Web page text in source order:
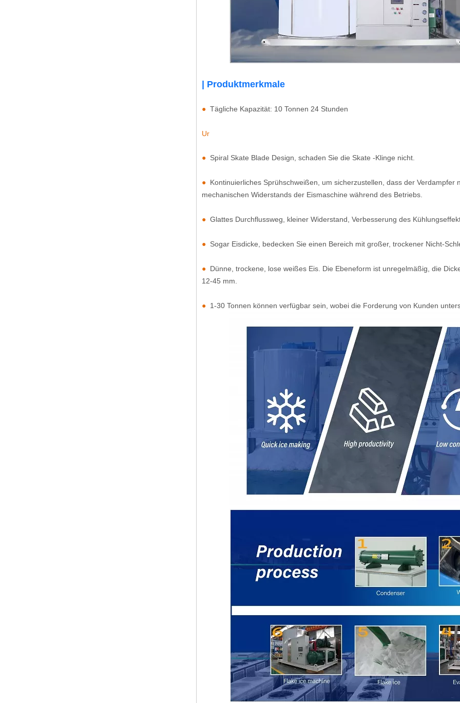
| Produktmerkmale
● Tägliche Kapazität: 10 Tonnen 24 Stunden
Ur
● Spiral Skate Blade Design, schaden Sie die Skate -Klinge nicht.
● Kontinuierliches Sprühschweißen, um sicherzustellen, dass der
mechanischen Widerstands der Eismaschine während des Betriebs.
● Glattes Durchflussweg, kleiner Widerstand, Verbesserung des
● Sogar Eisdicke, bedecken Sie einen Bereich mit großer, trockener Nicht-
● Dünne, trockene, lose weißes Eis. Die Ebeneform ist unregelmäßig, die
12-45 mm.
● 1-30 Tonnen können verfügbar sein, wobei die Forderung von Kunden